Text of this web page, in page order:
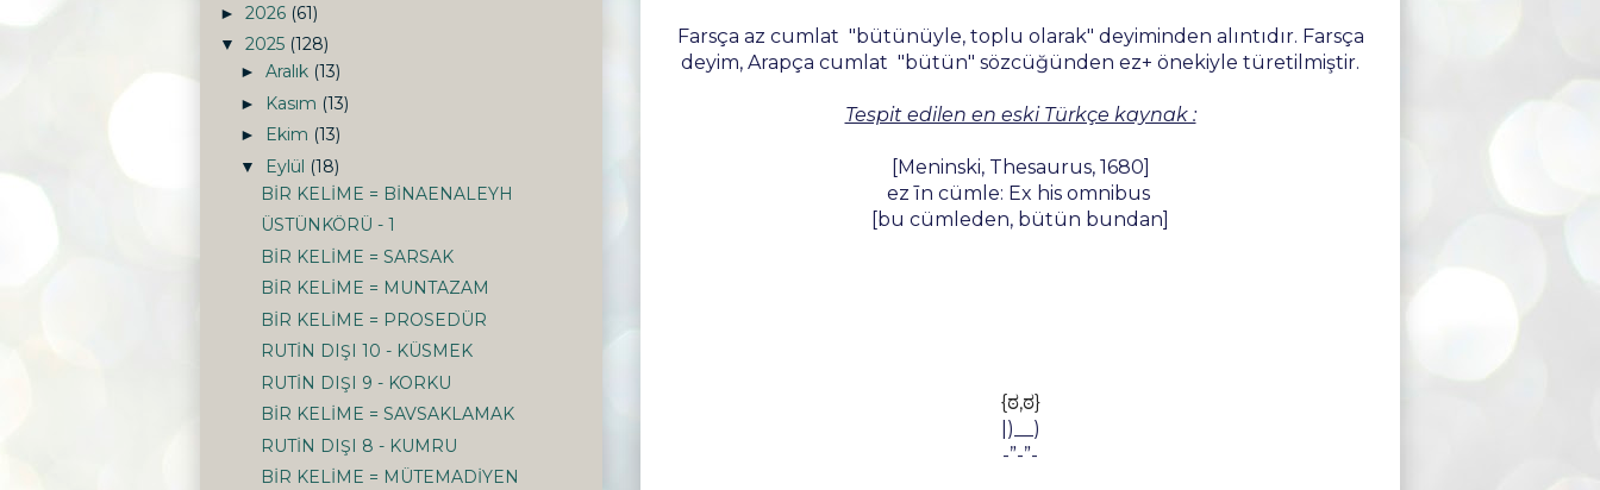
Farsça az cumlat "bütünüyle, toplu olarak" deyiminden alıntıdır. Farsça
deyim, Arapça cumlat "bütün" sözcüğünden ez+ önekiyle türetilmiştir.
Tespit edilen en eski Türkçe kaynak :
[Meninski, Thesaurus, 1680]
ez īn cümle: Ex his omnibus
[bu cümleden, bütün bundan]
{ಠ,ಠ}
|)__)
-”-”-
► 2026 (61)
▼ 2025 (128)
► Aralık (13)
► Kasım (13)
► Ekim (13)
▼ Eylül (18)
BİR KELİME = BİNAENALEYH
ÜSTÜNKÖRÜ - 1
BİR KELİME = SARSAK
BİR KELİME = MUNTAZAM
BİR KELİME = PROSEDÜR
RUTİN DIŞI 10 - KÜSMEK
RUTİN DIŞI 9 - KORKU
BİR KELİME = SAVSAKLAMAK
RUTİN DIŞI 8 - KUMRU
BİR KELİME = MÜTEMADİYEN